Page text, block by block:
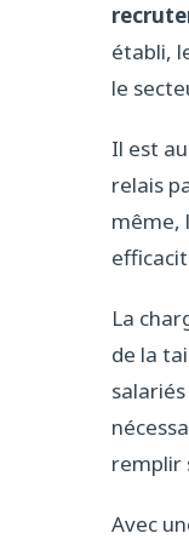
établi,
le
Il est
relais
même,
La
de la
remplir
Avec